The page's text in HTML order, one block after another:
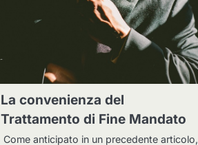
La convenienza del
Trattamento di Fine Mandato
Come anticipato in un precedente articolo,